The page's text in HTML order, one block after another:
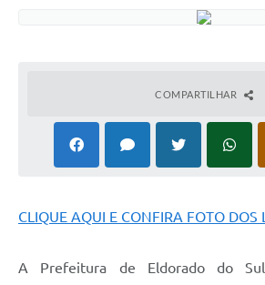
COMPARTILHAR
CLIQUE AQUI E CONFIRA FOTO DOS
A Prefeitura de Eldorado do